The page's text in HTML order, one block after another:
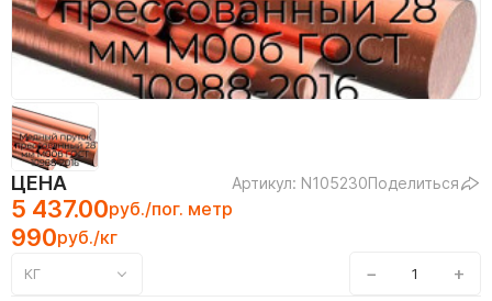
ЦЕНА Артикул: N105230Поделиться
5 437.00руб./пог. метр
990руб./кг
КГ − +